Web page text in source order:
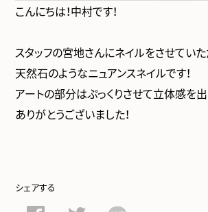
こんにちは！中村です！
スタッフの宮地さんにネイルをさせていた
天然石のようなニュアンスネイルです！
アートの部分はぷっくりさせて立体感を出
ありがとうございました！
シェアする